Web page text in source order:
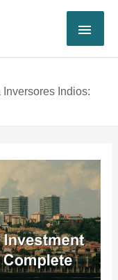
Indios: